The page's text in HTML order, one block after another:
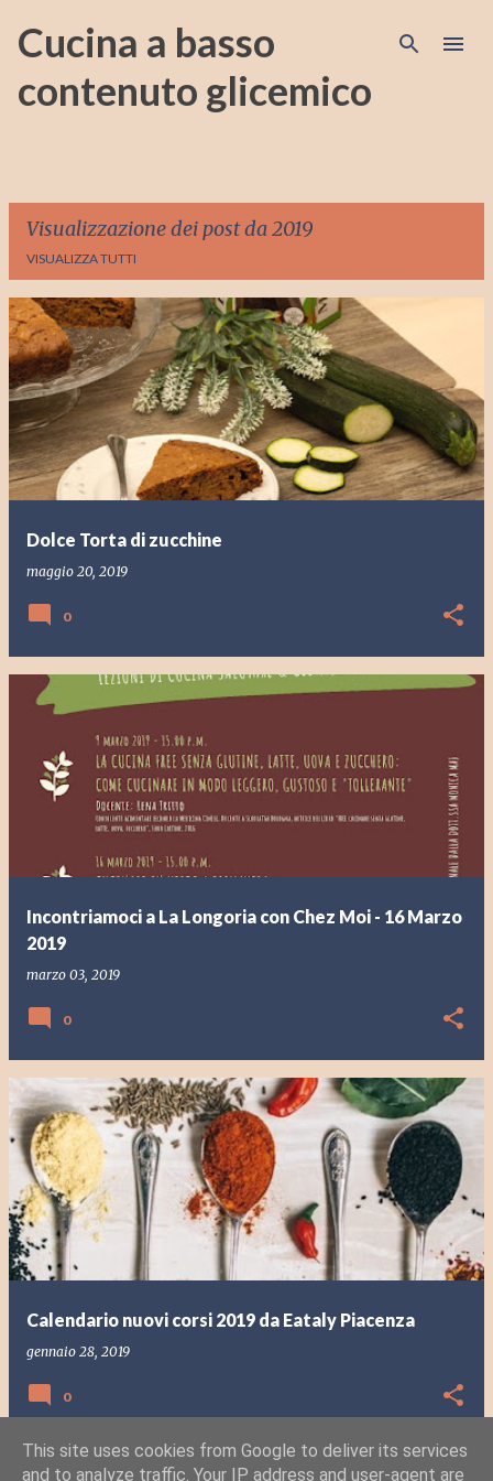
Passa ai contenuti principali
Cucina a basso
contenuto glicemico
Visualizzazione dei post da 2019
VISUALIZZA TUTTI
P
o
s
t
Dolce Torta di zucchine
maggio 20, 2019
0
Incontriamoci a La Longoria con Chez Moi - 16 Marzo
2019
marzo 03, 2019
0
Calendario nuovi corsi 2019 da Eataly Piacenza
gennaio 28, 2019
0
This site uses cookies from Google to deliver its services
and to analyze traffic. Your IP address and user-agent are